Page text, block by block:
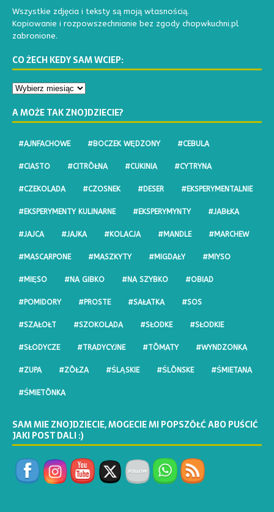
Wszystkie zdjęcia i teksty są moją własnością.
Kopiowanie i rozpowszechnianie bez zgody chopwkuchni.pl
zabronione.
CO ŻECH KEDY SAM WCIEP:
A MOŻE TAK ZNOJDZIECIE?
#AJNFACHOWE #BOCZEK WĘDZONY #CEBULA
#CIASTO #CITRŌŁNA #CUKINIA #CYTRYNA
#CZEKOLADA #CZOSNEK #DESER #EKSPERYMENTALNIE
#EKSPERYMENTY KULINARNE #EKSPERYMYNTY #JABŁKA
#JAJCA #JAJKA #KOLACJA #MANDLE #MARCHEW
#MASCARPONE #MASZKYTY #MIGDAŁY #MIYSO
#MIĘSO #NA GIBKO #NA SZYBKO #OBIAD
#POMIDORY #PROSTE #SAŁATKA #SOS
#SZAŁOŁT #SZOKOLADA #SŁODKE #SŁODKIE
#SŁODYCZE #TRADYCYJNE #TŌMATY #WYNDZONKA
#ZUPA #ZŌŁZA #ŚLĄSKIE #ŚLŌNSKE #ŚMIETANA
#ŚMIETŌNKA
SAM MIE ZNOJDZIECIE, MOGECIE MI POPSZŎŁĆ ABO PUŚCIĆ
JAKI POST DALI :)